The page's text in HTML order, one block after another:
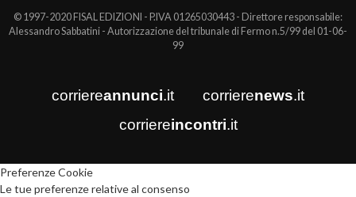
© 1997-2020 FISAL EDIZIONI - P.IVA 01265030443 - Direttore responsabile:
Alessandro Sabbatini - Autorizzazione del tribunale di Fermo n.5/99 del 01-06-
99
corriereannunci.it corrierenews.it
corriereincontri.it
Preferenze Cookie
Le tue preferenze relative al consenso